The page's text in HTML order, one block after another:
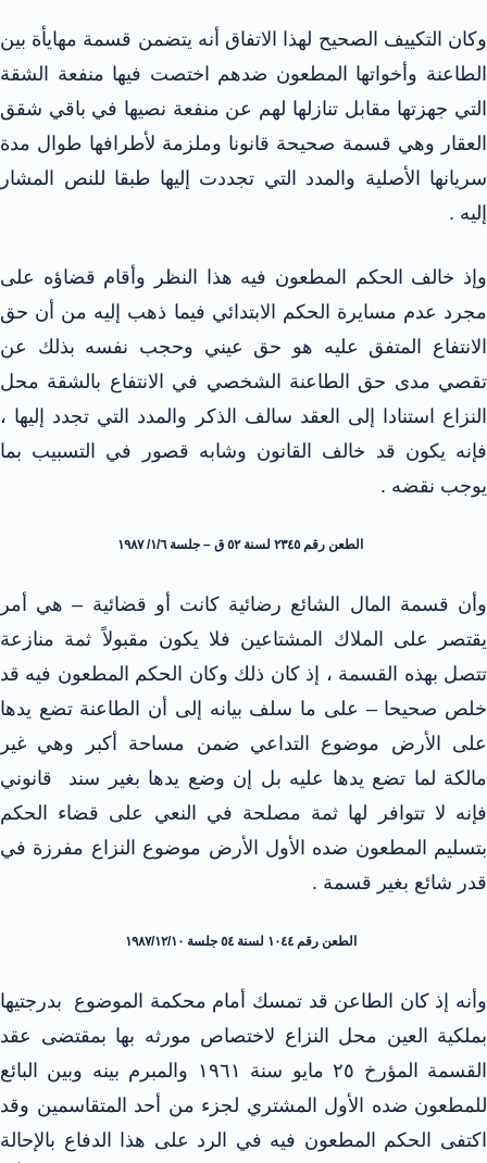
وكان التكييف الصحيح لهذا الاتفاق أنه يتضمن قسمة مهايأة بين
الطاعنة وأخواتها المطعون ضدهم اختصت فيها منفعة الشقة
التي جهزتها مقابل تنازلها لهم عن منفعة نصيها في باقي شقق
العقار وهي قسمة صحيحة قانونا وملزمة لأطرافها طوال مدة
سريانها الأصلية والمدد التي تجددت إليها طبقا للنص المشار
إليه .
وإذ خالف الحكم المطعون فيه هذا النظر وأقام قضاؤه على
مجرد عدم مسايرة الحكم الابتدائي فيما ذهب إليه من أن حق
الانتفاع المتفق عليه هو حق عيني وحجب نفسه بذلك عن
تقصي مدى حق الطاعنة الشخصي في الانتفاع بالشقة محل
النزاع استنادا إلى العقد سالف الذكر والمدد التي تجدد إليها ،
فإنه يكون قد خالف القانون وشابه قصور في التسبيب بما
يوجب نقضه .
الطعن رقم ٢٣٤٥ لسنة ٥٢ ق – جلسة ۱/٦/ ۱۹۸۷
وأن قسمة المال الشائع رضائية كانت أو قضائية – هي أمر
يقتصر على الملاك المشتاعين فلا يكون مقبولاً ثمة منازعة
تتصل بهذه القسمة ، إذ كان ذلك وكان الحكم المطعون فيه قد
خلص صحيحا – على ما سلف بيانه إلى أن الطاعنة تضع يدها
على الأرض موضوع التداعي ضمن مساحة أكبر وهي غير
مالكة لما تضع يدها عليه بل إن وضع يدها بغير سند قانوني
فإنه لا تتوافر لها ثمة مصلحة في النعي على قضاء الحكم
بتسليم المطعون ضده الأول الأرض موضوع النزاع مفرزة في
قدر شائع بغير قسمة .
الطعن رقم ١٠٤٤ لسنة ٥٤ جلسة ۱۹۸۷/۱۲/۱۰
وأنه إذ كان الطاعن قد تمسك أمام محكمة الموضوع بدرجتيها
بملكية العين محل النزاع لاختصاص مورثه بها بمقتضى عقد
القسمة المؤرخ ٢٥ مايو سنة ١٩٦١ والمبرم بينه وبين البائع
للمطعون ضده الأول المشتري لجزء من أحد المتقاسمين وقد
اكتفى الحكم المطعون فيه في الرد على هذا الدفاع بالإحالة